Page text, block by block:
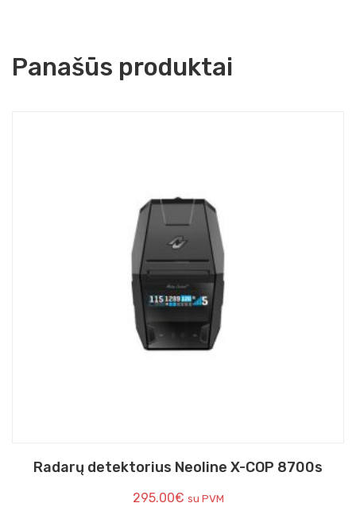
Panašūs produktai
Radarų detektorius Neoline X-COP 8700s
295.00€ su PVM